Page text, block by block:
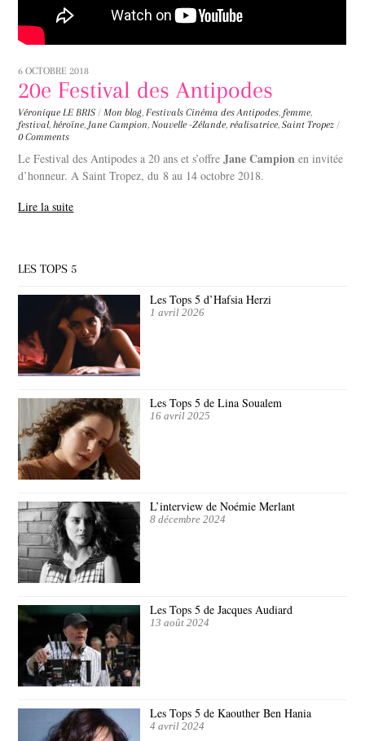
6 OCTOBRE 2018
20e Festival des Antipodes
Véronique LE BRIS / Mon blog, Festivals Cinéma des Antipodes, femme,
festival,héroïne, Jane Campion, Nouvelle -Zélande, réalisatrice,Saint Tropez /
0 Comments
Le Festival des Antipodes a 20 ans et s’offreJane Campion en invitée
d’honneur. A Saint Tropez, du 8 au 14 octobre 2018.
Lire la suite
LES TOPS 5
Les Tops 5 d’Hafsia Herzi
1 avril 2026
Les Tops 5 de Lina Soualem
16 avril 2025
L’interview de Noémie Merlant
8 décembre 2024
Les Tops 5 de Jacques Audiard
13 août 2024
Les Tops 5 de Kaouther Ben Hania
4 avril 2024